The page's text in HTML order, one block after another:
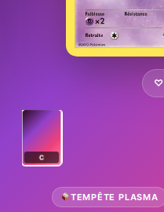
♡
C
TEMPÊTE PLASMA